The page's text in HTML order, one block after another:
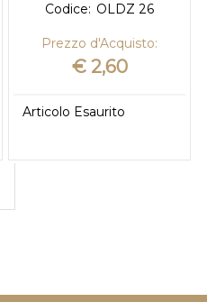
Codice: OLDZ 26
Prezzo d'Acquisto:
€ 2,60
Articolo Esaurito